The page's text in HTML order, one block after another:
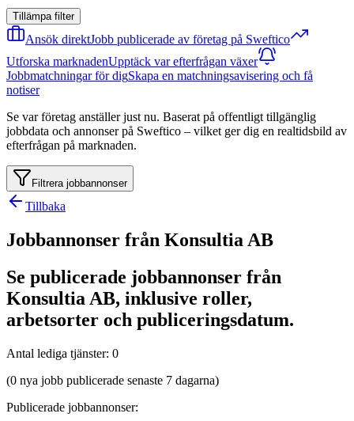
Tillämpa filter
Ansök direktJobb publicerade av företag på Sweftico
Utforska marknadenUpptäck var efterfrågan växer
Jobbmatchningar för digSkapa en matchningsavisering och få
notiser
Se var företag anställer just nu. Baserat på offentligt tillgänglig
jobbdata och annonser på Sweftico – vilket ger dig en realtidsbild av
efterfrågan på marknaden.
Filtrera jobbannonser
Tillbaka
Jobbannonser från Konsultia AB
Se publicerade jobbannonser från
Konsultia AB, inklusive roller,
arbetsorter och publiceringsdatum.
Antal lediga tjänster: 0
(0 nya jobb publicerade senaste 7 dagarna)
Publicerade jobbannonser: